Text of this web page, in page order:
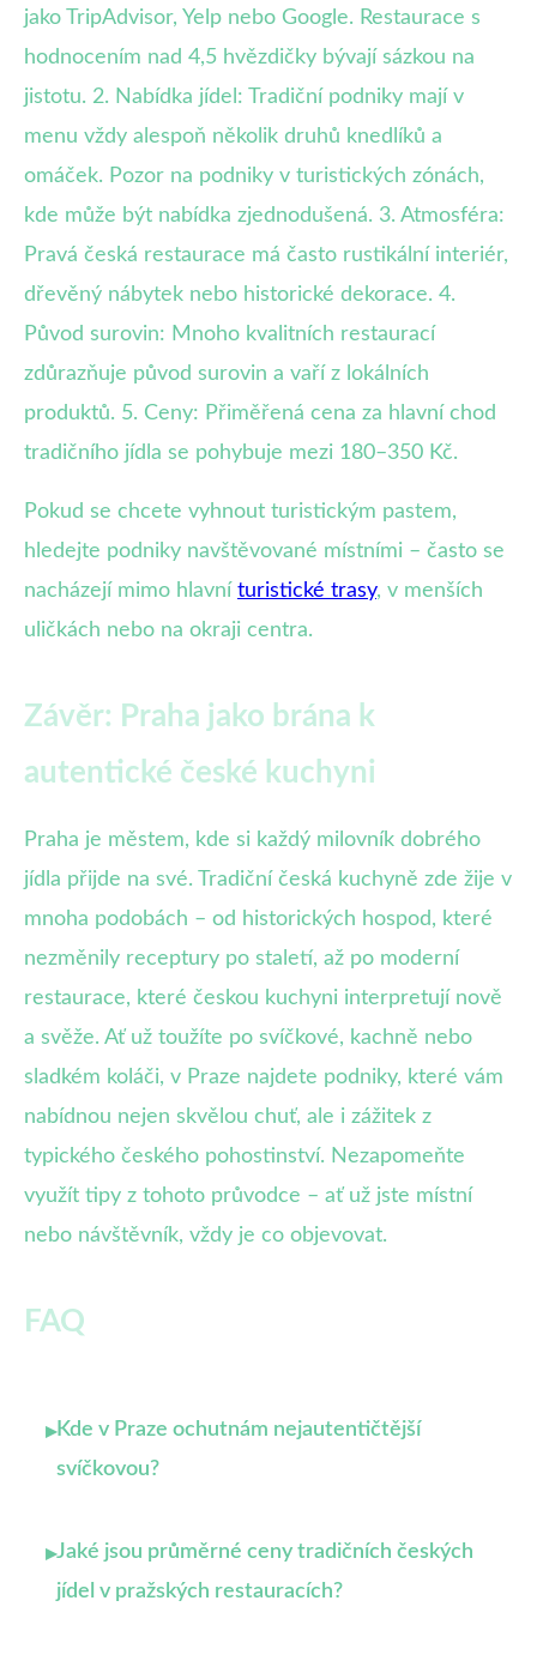
jako TripAdvisor, Yelp nebo Google. Restaurace s
hodnocením nad 4,5 hvězdičky bývají sázkou na
jistotu. 2. Nabídka jídel: Tradiční podniky mají v
menu vždy alespoň několik druhů knedlíků a
omáček. Pozor na podniky v turistických zónách,
kde může být nabídka zjednodušená. 3. Atmosféra:
Pravá česká restaurace má často rustikální interiér,
dřevěný nábytek nebo historické dekorace. 4.
Původ surovin: Mnoho kvalitních restaurací
zdůrazňuje původ surovin a vaří z lokálních
produktů. 5. Ceny: Přiměřená cena za hlavní chod
tradičního jídla se pohybuje mezi 180–350 Kč.
Pokud se chcete vyhnout turistickým pastem,
hledejte podniky navštěvované místními – často se
nacházejí mimo hlavní turistické trasy, v menších
uličkách nebo na okraji centra.
Závěr: Praha jako brána k
autentické české kuchyni
Praha je městem, kde si každý milovník dobrého
jídla přijde na své. Tradiční česká kuchyně zde žije v
mnoha podobách – od historických hospod, které
nezměnily receptury po staletí, až po moderní
restaurace, které českou kuchyni interpretují nově
a svěže. Ať už toužíte po svíčkové, kachně nebo
sladkém koláči, v Praze najdete podniky, které vám
nabídnou nejen skvělou chuť, ale i zážitek z
typického českého pohostinství. Nezapomeňte
využít tipy z tohoto průvodce – ať už jste místní
nebo návštěvník, vždy je co objevovat.
FAQ
▸Kde v Praze ochutnám nejautentičtější
svíčkovou?
▸Jaké jsou průměrné ceny tradičních českých
jídel v pražských restauracích?